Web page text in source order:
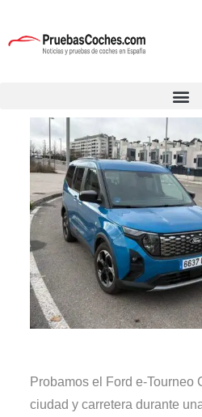
Probamos el Ford e-Tourneo
ciudad y carretera durante